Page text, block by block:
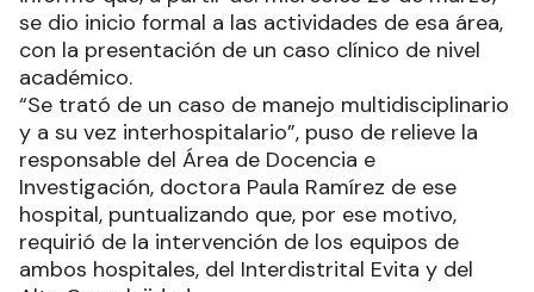
se dio inicio formal a las actividades de esa área,
con la presentación de un caso clínico de nivel
académico.
“Se trató de un caso de manejo multidisciplinario
y a su vez interhospitalario”, puso de relieve la
responsable del Área de Docencia e
Investigación, doctora Paula Ramírez de ese
hospital, puntualizando que, por ese motivo,
requirió de la intervención de los equipos de
ambos hospitales, del Interdistrital Evita y del